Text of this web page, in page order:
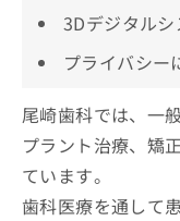
3Dデジタル
プライバシー
尾崎歯科では、一
プラント治療、矯
ています。
歯科医療を通して